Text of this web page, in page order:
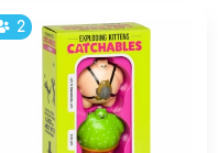
2